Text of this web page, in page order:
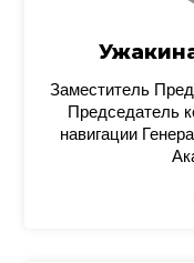
Заместитель
Председатель
навигации